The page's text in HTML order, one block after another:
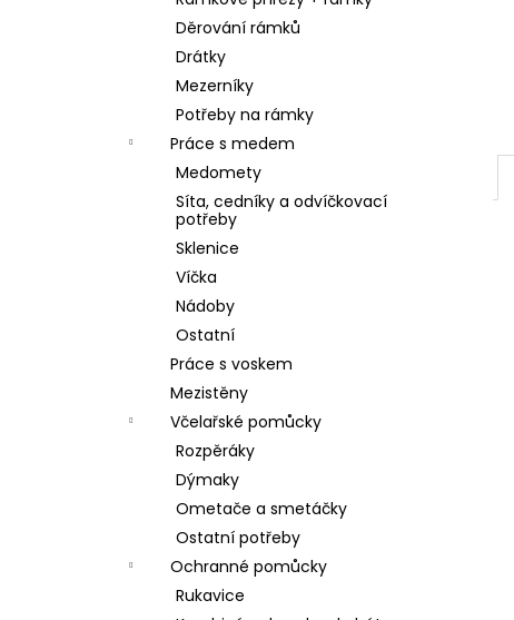
Děrování rámků
Drátky
Mezerníky
Potřeby na rámky
Práce s medem
Medomety
Síta, cedníky a odvíčkovací
potřeby
Sklenice
Víčka
Nádoby
Ostatní
Práce s voskem
Mezistěny
Včelařské pomůcky
Rozpěráky
Dýmaky
Ometače a smetáčky
Ostatní potřeby
Ochranné pomůcky
Rukavice
SKLENICE SVAZOVÁ VČELA 770ML BEZ